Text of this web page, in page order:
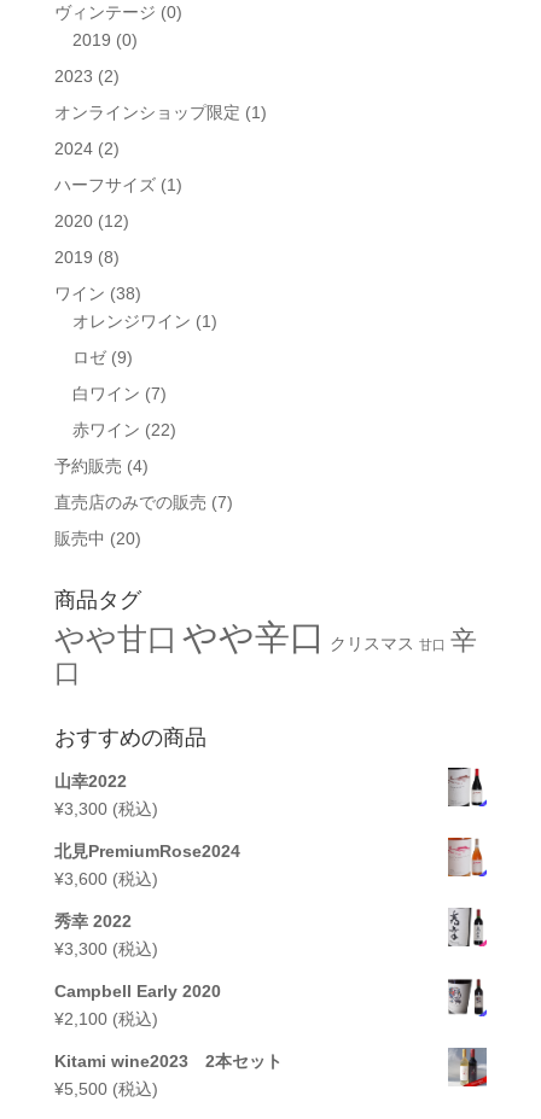
ヴィンテージ (0)
2019 (0)
2023 (2)
オンラインショップ限定 (1)
2024 (2)
ハーフサイズ (1)
2020 (12)
2019 (8)
ワイン (38)
オレンジワイン (1)
ロゼ (9)
白ワイン (7)
赤ワイン (22)
予約販売 (4)
直売店のみでの販売 (7)
販売中 (20)
商品タグ
やや甘口 やや辛口 クリスマス 甘口 辛
口
おすすめの商品
山幸2022
¥3,300 (税込)
北見PremiumRose2024
¥3,600 (税込)
秀幸 2022
¥3,300 (税込)
Campbell Early 2020
¥2,100 (税込)
Kitami wine2023 2本セット
¥5,500 (税込)